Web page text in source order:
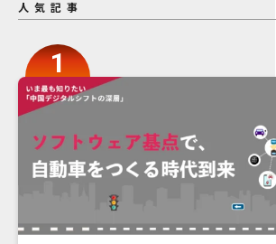
人気記事